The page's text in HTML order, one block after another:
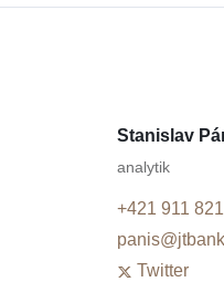
Stanislav
analytik
+421 911
Twitter